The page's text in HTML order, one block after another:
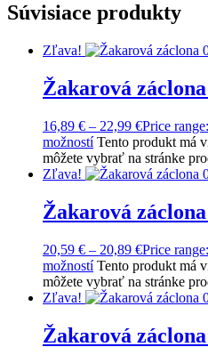
Súvisiace produkty
Zľava!
Žakarová
16,89 € – 22,99 €Price
možností Tento produkt má
môžete vybrať na stránke
Zľava!
Žakarová
20,59 € – 20,89 €Price
možností Tento produkt má
môžete vybrať na stránke
Zľava!
Žakarová záclona